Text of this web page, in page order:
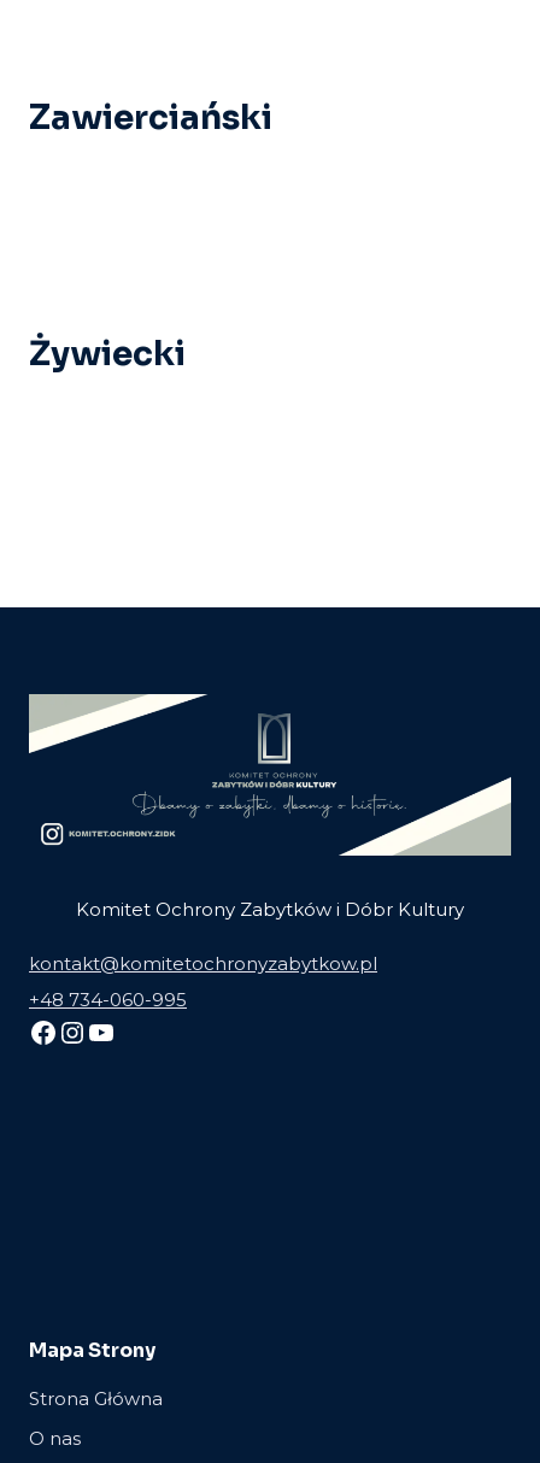
Zawierciański
Żywiecki
Komitet Ochrony Zabytków i Dóbr Kultury
kontakt@komitetochronyzabytkow.pl
+48 734-060-995
Facebook
Instagram
YouTube
Mapa Strony
Strona Główna
O nas